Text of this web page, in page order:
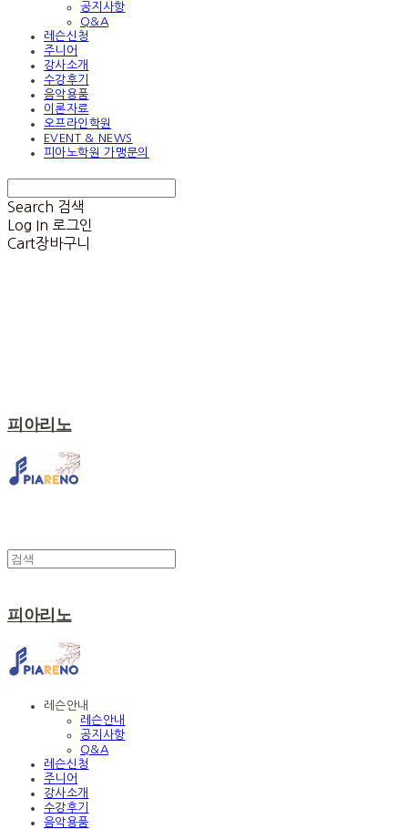
공지사항
Q&A
레슨신청
주니어
강사소개
수강후기
음악용품
이론자료
오프라인학원
EVENT & NEWS
피아노학원 가맹문의
Search 검색
Log In 로그인
Cart장바구니
피아리노
피아리노
레슨안내
레슨안내
공지사항
Q&A
레슨신청
주니어
강사소개
수강후기
음악용품